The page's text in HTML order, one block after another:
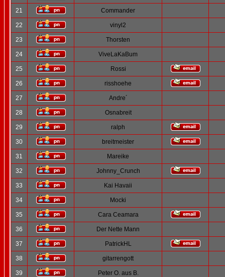
21 Commander
22 vinyl2
23 Thorsten
24 ViveLaKaBum
25 Rossi
26 risshoehe
27 Andre´
28 Osnabreit
29 ralph
30 breitmeister
31 Mareike
32 Johnny_Crunch
33 Kai Havaii
34 Mocki
35 Cara Ceamara
36 Der Nette Mann
37 PatrickHL
38 gitarrengott
39 Peter O. aus B.